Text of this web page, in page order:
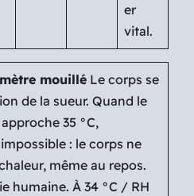
er
vital.
mouillé Le corps se
de la sueur. Quand le
35 °C,
: le corps ne
même au repos.
humaine. À 34 °C / RH